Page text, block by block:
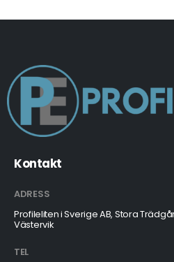
Kontakt
ADRESS
Profileliten i Sverige AB, Stora
Västervik
TEL